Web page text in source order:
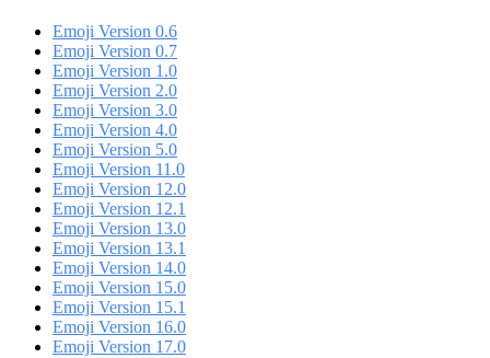
Emoji Version 0.6
Emoji Version 0.7
Emoji Version 1.0
Emoji Version 2.0
Emoji Version 3.0
Emoji Version 4.0
Emoji Version 5.0
Emoji Version 11.0
Emoji Version 12.0
Emoji Version 12.1
Emoji Version 13.0
Emoji Version 13.1
Emoji Version 14.0
Emoji Version 15.0
Emoji Version 15.1
Emoji Version 16.0
Emoji Version 17.0